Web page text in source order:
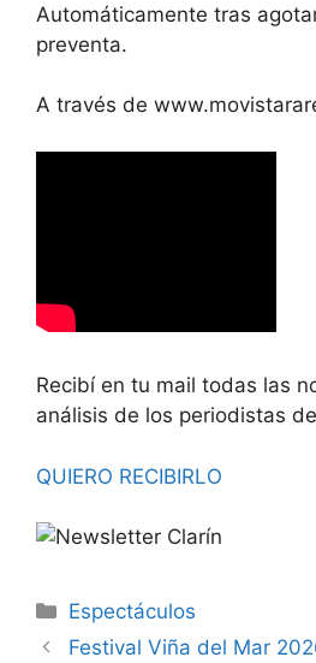
Automáticamente tras
preventa.
A través de
Recibí en tu mail todas las
análisis de los periodistas
QUIERO RECIBIRLO
Espectáculos
Festival Viña del Mar